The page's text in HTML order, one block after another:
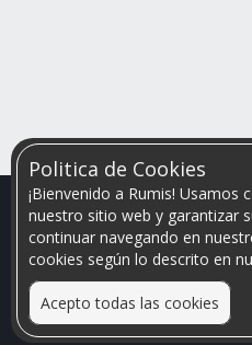
Politica de Cookies
¡Bienvenido a Rumis! Usamos
nuestro sitio web y garantizar
continuar navegando en
cookies según lo descrito en
Acepto todas las cookies
Relacionamos personas que